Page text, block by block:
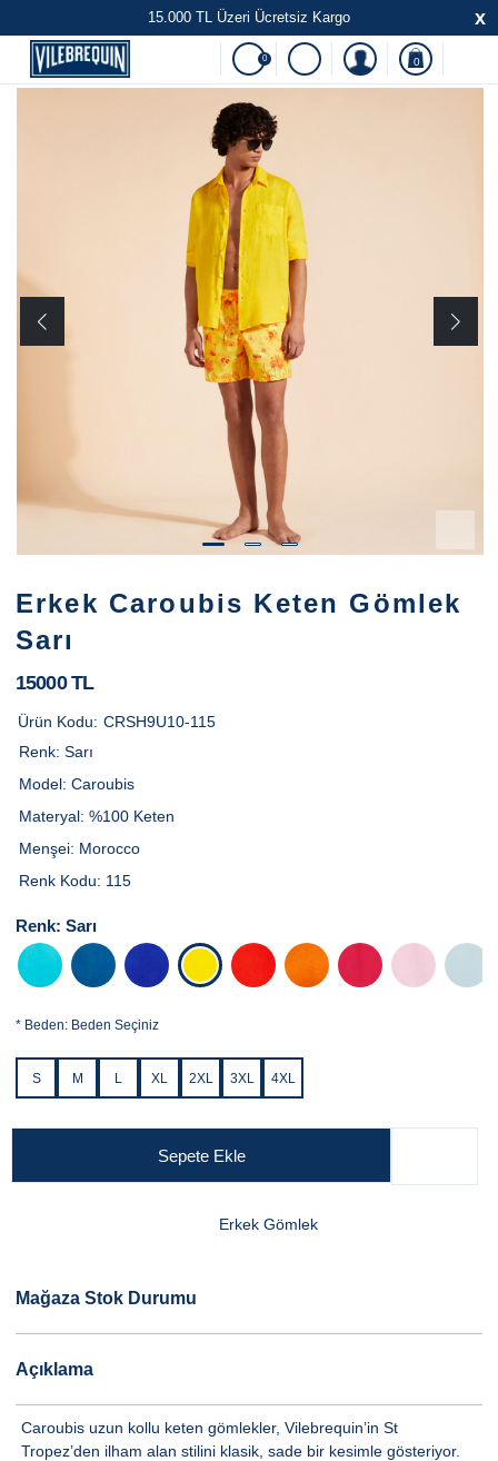
15.000 TL Üzeri Ücretsiz Kargo x
0 0
Erkek Caroubis Keten Gömlek
Sarı
15000 TL
Ürün Kodu: CRSH9U10-115
Renk: Sarı
Model: Caroubis
Materyal: %100 Keten
Menşei: Morocco
Renk Kodu: 115
Renk: Sarı
* Beden: Beden Seçiniz
S M L XL 2XL 3XL 4XL
Sepete Ekle
Erkek Gömlek
Mağaza Stok Durumu
Açıklama
Caroubis uzun kollu keten gömlekler, Vilebrequin’in St
Tropez’den ilham alan stilini klasik, sade bir kesimle gösteriyor.